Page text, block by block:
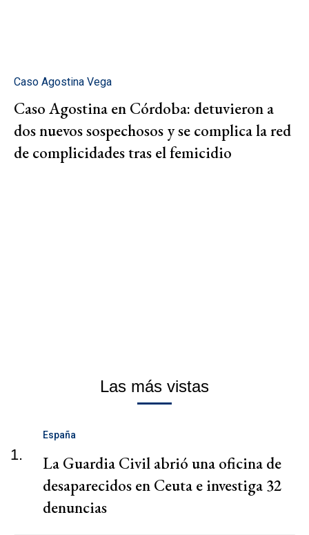
Caso Agostina Vega
Caso Agostina en Córdoba: detuvieron a
dos nuevos sospechosos y se complica la red
de complicidades tras el femicidio
Las más vistas
1.
España
La Guardia Civil abrió una oficina de
desaparecidos en Ceuta e investiga 32
denuncias